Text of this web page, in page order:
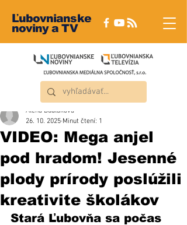
Ľubovnianske
noviny a TV
VIDEO: Mega anjel
pod hradom! Jesenné
plody prírody poslúžili
kreativite školákov
Alena Dudláková
26. 10. 2025 Minut čtení: 1
Stará Ľubovňa sa počas